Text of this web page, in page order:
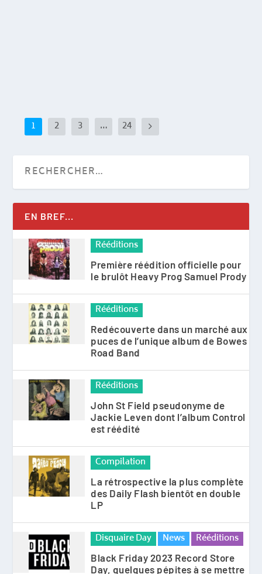
1 2 3 … 24
EN BREF...
Rééditions
Première réédition officielle pour
le brulôt Heavy Prog Samuel Prody
Rééditions
Redécouverte dans un marché aux
puces de l’unique album de Bowes
Road Band
Rééditions
John St Field pseudonyme de
Jackie Leven dont l’album Control
est réédité
Compilation
La rétrospective la plus complète
des Daily Flash bientôt en double
LP
Disquaire Day News Rééditions
Black Friday 2023 Record Store
Day, quelques pépites à se mettre